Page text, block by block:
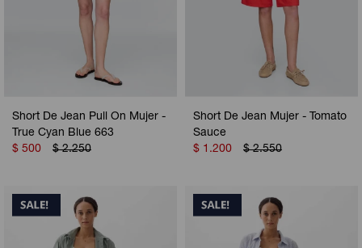
Short De Jean Pull On Mujer -
True Cyan Blue 663
$ 500 $ 2.250
Short De Jean Mujer - Tomato
Sauce
$ 1.200 $ 2.550